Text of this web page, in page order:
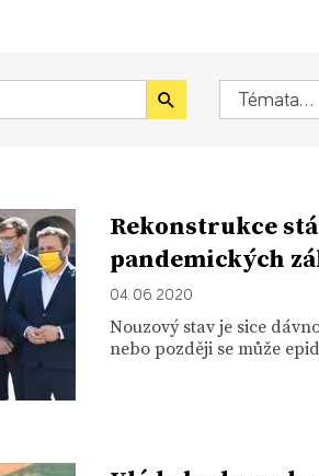
Rekonstrukce
pandemických
04. 06. 2020
Nouzový stav je sice
nebo později se může